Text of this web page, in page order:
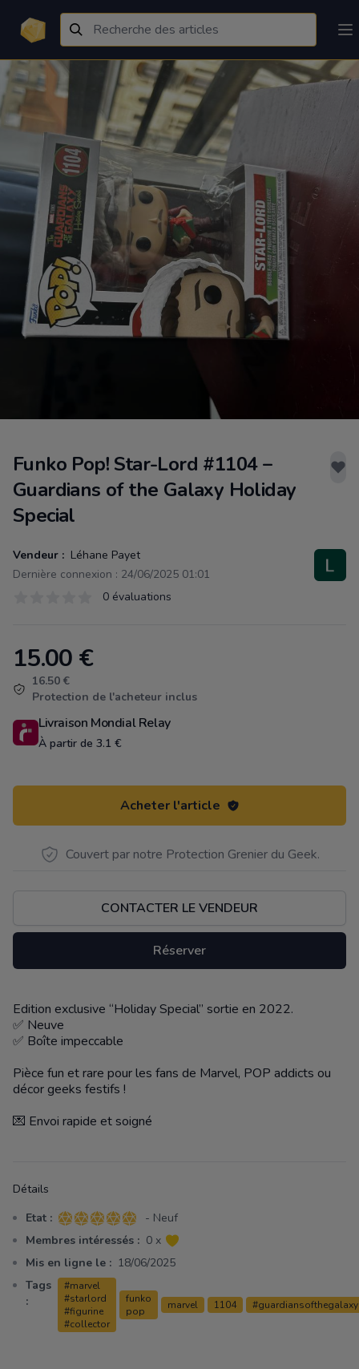
Funko Pop! Star-Lord #1104 –
Guardians of the Galaxy Holiday
Special
Vendeur : Léhane Payet
Dernière connexion : 24/06/2025 01:01
0 évaluations
Product information
15.00 €
16.50 €
Protection de l'acheteur inclus
Livraison Mondial Relay
À partir de 3.1 €
Acheter l'article
Couvert par notre Protection Grenier du Geek.
CONTACTER LE VENDEUR
Réserver
Description
Edition exclusive “Holiday Special” sortie en 2022.
✅ Neuve
✅ Boîte impeccable
Pièce fun et rare pour les fans de Marvel, POP addicts ou
décor geeks festifs !
💌 Envoi rapide et soigné
Détails
Etat : 5 sur 5 étoiles
- Neuf
Membres intéressés : 0 x
Mis en ligne le : 18/06/2025
Tags
:
#marvel
#starlord
#figurine
#collector
funko
pop
marvel 1104 #guardiansofthegalaxy